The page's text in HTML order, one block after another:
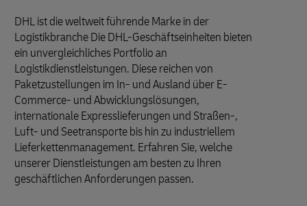
DHL ist die weltweit führende Marke in der
Logistikbranche Die DHL-Geschäftseinheiten bieten
ein unvergleichliches Portfolio an
Logistikdienstleistungen. Diese reichen von
Paketzustellungen im In- und Ausland über E-
Commerce- und Abwicklungslösungen,
internationale Expresslieferungen und Straßen-,
Luft- und Seetransporte bis hin zu industriellem
Lieferkettenmanagement. Erfahren Sie, welche
unserer Dienstleistungen am besten zu Ihren
geschäftlichen Anforderungen passen.